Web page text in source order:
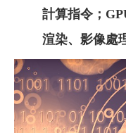
計算指令；
渲染、影像處